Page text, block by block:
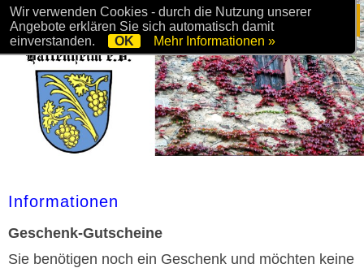
Informationen
Geschenk-Gutscheine
Sie benötigen noch ein Geschenk und möchten keine
Wir verwenden Cookies - durch die Nutzung unserer
Angebote erklären Sie sich automatisch damit
einverstanden.
OK Mehr Informationen »